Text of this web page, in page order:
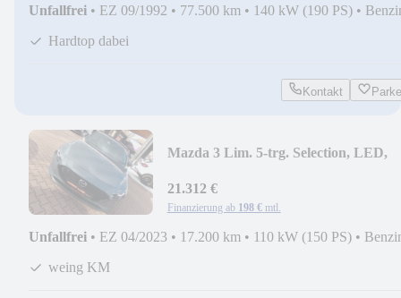
Unfallfrei • EZ 09/1992 • 77.500 km • 140 kW (190 PS) •
Hardtop dabei
Kontakt
Mazda 3 Lim. 5-trg. Selection, LED,
21.312 €
Finanzierung ab 198 € mtl.
Unfallfrei • EZ 04/2023 • 17.200 km • 110 kW (150 PS) •
weing KM